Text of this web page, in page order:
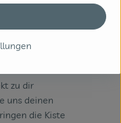
zu dir
uns deinen
die Kiste